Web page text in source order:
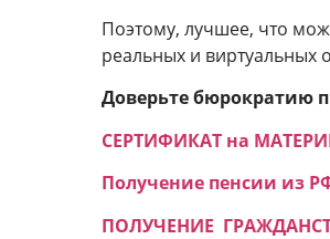
Поэтому, лучшее, что
реальных и виртуальных
Доверьте бюрократию
СЕРТИФИКАТ на
Получение пенсии из
ПОЛУЧЕНИЕ